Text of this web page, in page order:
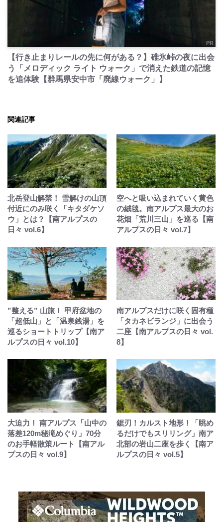
PR
【行き止まりレールの先に何がある？】碓氷峠の夜に出会
う「メロディック ライト ウォーク」で消えた鉄道の記憶
を追体験【群馬県安中市「廃線ウォーク」】
関連記事
北岳登山解禁！ 雪解けの山頂
付近にのみ咲く「キタダケソ
ウ」とは？【南アルプスの
日々 vol.6】
空へと吸い込まれていく黄色
の絨毯。南アルプス最大のお
花畑「荒川三山」を巡る【南
アルプスの日々 vol.7】
”整える” 山旅！ 甲府盆地の
「超低山」と「温泉銭湯」を
巡るショートトリップ【南ア
ルプスの日々 vol.10】
南アルプスだけに咲く固有種
「タカネビランジ」に出会う
二座【南アルプスの日々 vol.
8】
大迫力！ 南アルプス「山中の
落差120m秘滝めぐり」70分
のお手軽散策ルート【南アル
プスの日々 vol.9】
鋸刃！カルスト地形！「眺め
るだけでもスリリング」南ア
北部の岩山二座を歩く【南ア
ルプスの日々 vol.5】